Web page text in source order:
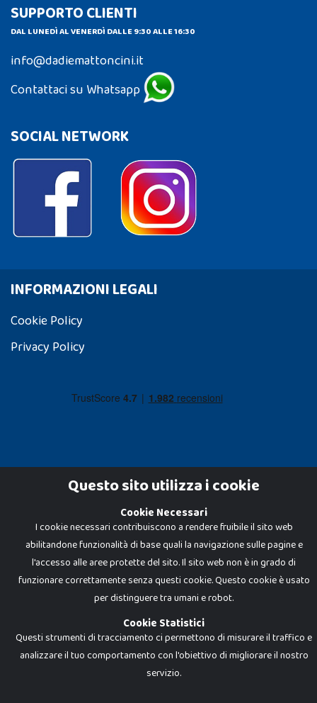
SUPPORTO CLIENTI
DAL LUNEDÌ AL VENERDÌ DALLE 9:30 ALLE 16:30
info@dadiemattoncini.it
Contattaci su Whatsapp
SOCIAL NETWORK
INFORMAZIONI LEGALI
Cookie Policy
Privacy Policy
Dadi e Mattoncini è un brand di Giocabene Srl. Ogni riproduzione o utilizzo non
espressamente autorizzato è severamente vietato. Tutti i loghi, marchi,
brand elencati nel presente shop sono di proprietà dei rispettivi titolari.
I prezzi e le promozioni pubblicate potrebbero differire da quanto esposto in
negozio.
Giocabene Srl - via della Posta 8, 20123 Milano (MI)
P.IVA 02608090425 - REA AN201199 - C.S. 10.000 i.v.
Questo sito utilizza i cookie
Cookie Necessari
I cookie necessari contribuiscono a rendere fruibile il sito web
abilitandone funzionalità di base quali la navigazione sulle pagine e
l'accesso alle aree protette del sito. Il sito web non è in grado di
funzionare correttamente senza questi cookie. Questo cookie è usato
per distinguere tra umani e robot.
Cookie Statistici
Questi strumenti di tracciamento ci permettono di misurare il traffico e
analizzare il tuo comportamento con l'obiettivo di migliorare il nostro
servizio.